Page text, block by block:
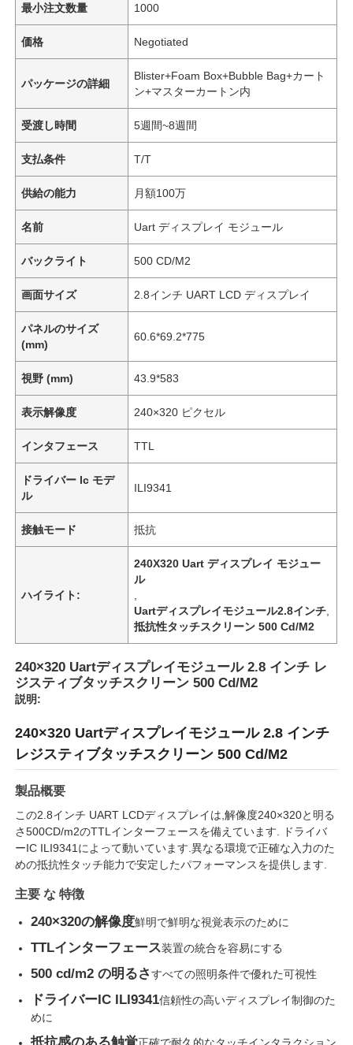
ホーム
製品
動画
最小注文数量 1000
価格 Negotiated
パッケージの詳細
Blister+Foam Box+Bubble Bag+カート
ン+マスターカートン内
受渡し時間 5週間~8週間
支払条件 T/T
供給の能力 月額100万
名前 Uart ディスプレイ モジュール
バックライト 500 CD/M2
画面サイズ 2.8インチ UART LCD ディスプレイ
パネルのサイズ
(mm)
60.6*69.2*775
視野 (mm) 43.9*583
表示解像度 240×320 ピクセル
インタフェース TTL
ドライバー Ic モデ
ル
ILI9341
接触モード 抵抗
ハイライト:
240X320 Uart ディスプレイ モジュー
ル
Uartディスプレイモジュール2.8インチ
抵抗性タッチスクリーン 500 Cd/M2
240×320 Uartディスプレイモジュール 2.8 インチ レ
ジスティブタッチスクリーン 500 Cd/M2
説明:
240×320 Uartディスプレイモジュール 2.8 インチ
レジスティブタッチスクリーン 500 Cd/M2
製品概要
この2.8インチ UART LCDディスプレイは,解像度240×320と明る
さ500CD/m2のTTLインターフェースを備えています. ドライバ
ーIC ILI9341によって動いています.異なる環境で正確な入力のた
めの抵抗性タッチ能力で安定したパフォーマンスを提供します.
主要 な 特徴
240×320の解像度鮮明で鮮明な視覚表示のために
TTLインターフェース装置の統合を容易にする
500 cd/m2 の明るさすべての照明条件で優れた可視性
ドライバーIC ILI9341信頼性の高いディスプレイ制御のた
めに
抵抗感のある触覚正確で耐久的なタッチインタラクション